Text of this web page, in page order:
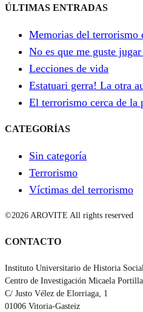
ÚLTIMAS ENTRADAS
Memorias del terrorismo
No es que me guste
Lecciones de vida
Estatuari gerra! La otra
El terrorismo cerca de la
CATEGORÍAS
Sin categoría
Terrorismo
Víctimas del terrorismo
©2026 AROVITE All rights reserved
CONTACTO
Instituto Universitario de Historia
Centro de Investigación Micaela
C/ Justo Vélez de Elorriaga, 1
01006 Vitoria-Gasteiz